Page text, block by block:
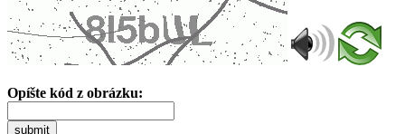
Opíšte kód z obrázku:
submit